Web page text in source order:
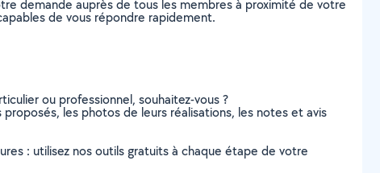
demande auprès de tous les membres à proximité de votre
de vous répondre rapidement.
ou professionnel, souhaitez-vous ?
les photos de leurs réalisations, les notes et avis
: utilisez nos outils gratuits à chaque étape de votre